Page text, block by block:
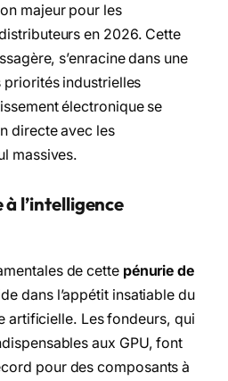
majeur pour les
en 2026. Cette
s’enracine dans une
industrielles
électronique se
directe avec les
massives.
l’intelligence
de cette pénurie de
dans l’appétit insatiable du
artificielle. Les fondeurs, qui
aux GPU, font
pour des composants à